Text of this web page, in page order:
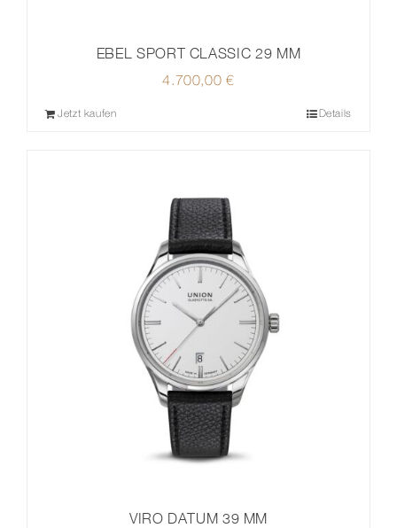
EBEL SPORT CLASSIC 29 MM
4.700,00€
Jetzt kaufen Details
VIRO DATUM 39 MM